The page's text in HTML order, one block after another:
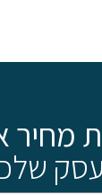
מחיר